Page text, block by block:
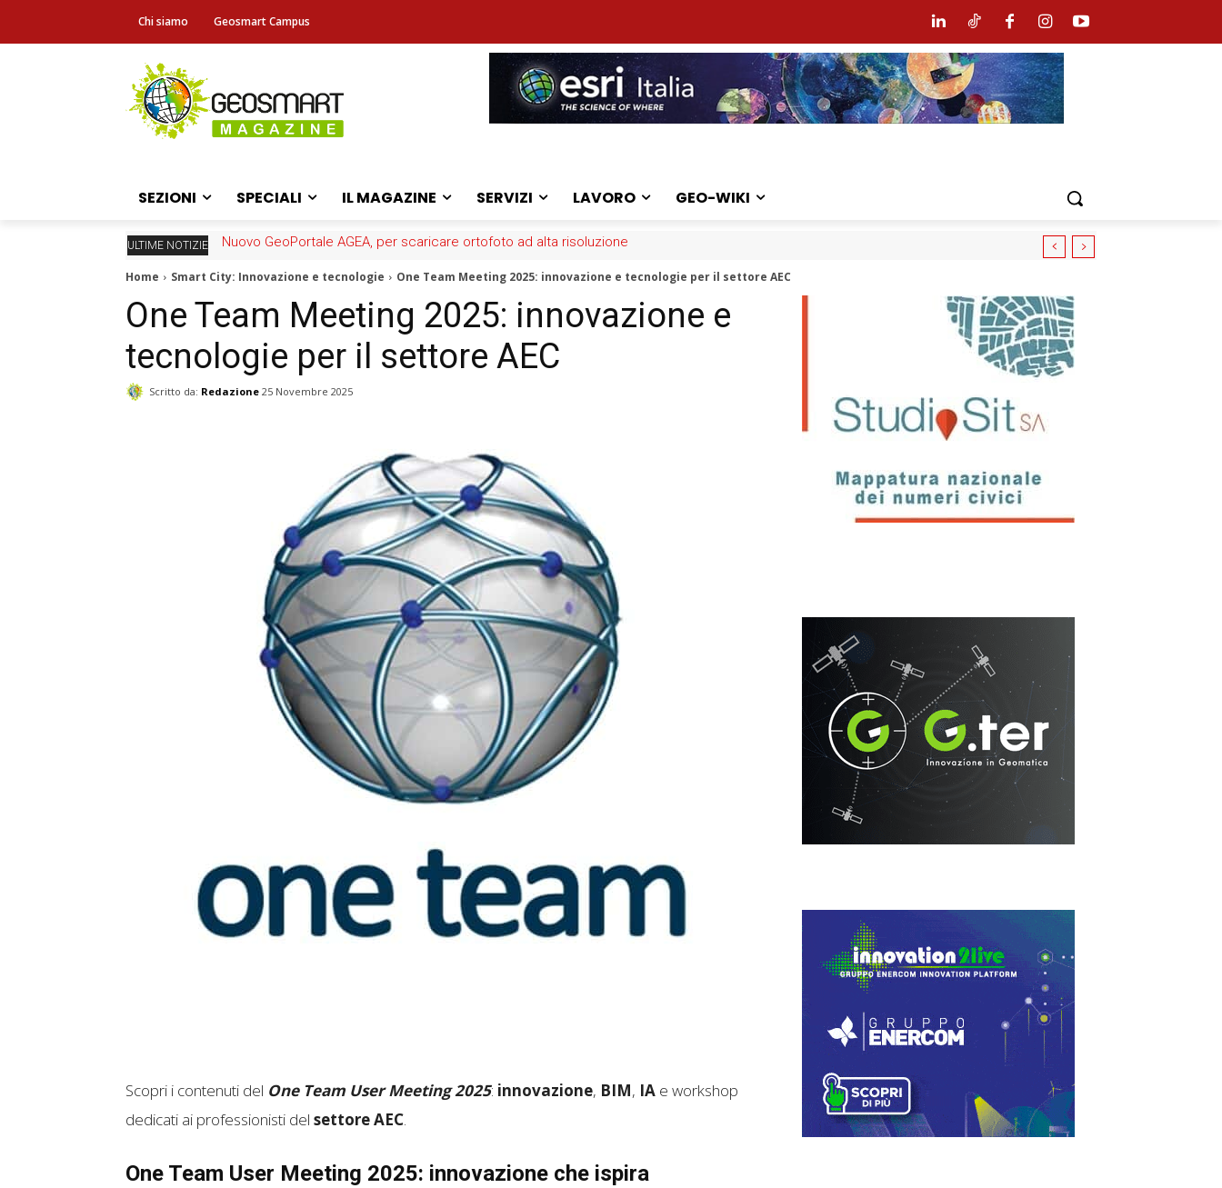
Chi siamo Geosmart Campus
SEZIONI SPECIALI IL MAGAZINE SERVIZI LAVORO GEO-WIKI
ULTIME NOTIZIE Nuovo GeoPortale AGEA, per scaricare ortofoto ad alta risoluzione
Home Smart City: Innovazione e tecnologie One Team Meeting 2025: innovazione e tecnologie per il settore AEC
One Team Meeting 2025: innovazione e
tecnologie per il settore AEC
Scritto da: Redazione 25 Novembre 2025
Scopri i contenuti del One Team User Meeting 2025: innovazione, BIM, IA e workshop
dedicati ai professionisti del settore AEC.
One Team User Meeting 2025: innovazione che ispira